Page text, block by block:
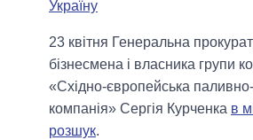
Україну
23 квітня Генеральна
бізнесмена і власника групи
«Східно-європейська
компанія» Сергія Курченка в
розшук.